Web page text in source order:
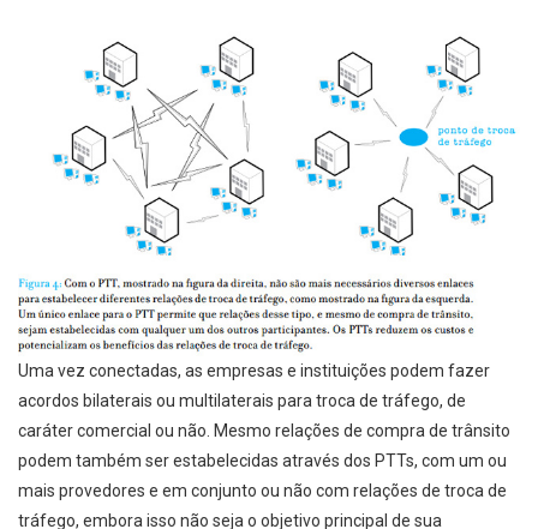
Uma vez conectadas, as empresas e instituições podem fazer
acordos bilaterais ou multilaterais para troca de tráfego, de
caráter comercial ou não. Mesmo relações de compra de trânsito
podem também ser estabelecidas através dos PTTs, com um ou
mais provedores e em conjunto ou não com relações de troca de
tráfego, embora isso não seja o objetivo principal de sua